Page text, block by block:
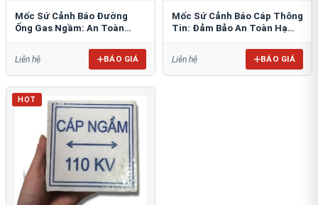
Mốc Sứ Cảnh Báo Đường
Ống Gas Ngầm: An Toàn
Liên hệ BÁO GIÁ
Mốc Sứ Cảnh Báo Cáp Thông
Tin: Đảm Bảo An Toàn Hạ
Liên hệ BÁO GIÁ
HOT